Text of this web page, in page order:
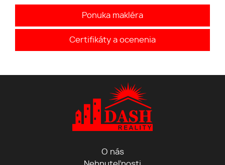
Ponuka makléra
Certifikáty a ocenenia
O nás